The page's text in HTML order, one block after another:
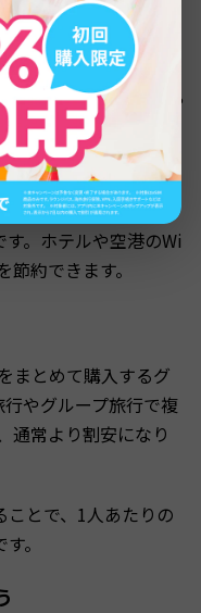
選択でき、利用日数
できます。旅行日数や
プランを選ぶこと
ら1〜3GB、動画視
。ホテルや空港のWi
約できます。
まとめて購入するグ
やグループ旅行で複
通常より割安になり
とで、1人あたりの
。